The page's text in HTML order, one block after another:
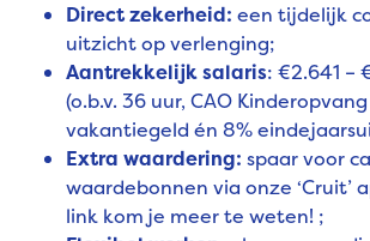
Direct zekerheid: een tijdelijk
uitzicht op verlenging;
Aantrekkelijk salaris: €2.641 –
(o.b.v. 36 uur, CAO
vakantiegeld én 8%
Extra waardering: spaar voor
waardebonnen via onze ‘Cruit’
link kom je meer te weten! ;